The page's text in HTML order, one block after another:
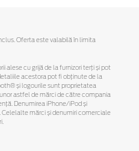
Oferta este valabilă în limita
alese cu grijă de la furnizori terți și pot
acestora pot fi obținute de la
și logourile sunt proprietatea
astfel de mărci de către compania
Denumirea iPhone/iPod și
Celelalte mărci și denumiri comerciale